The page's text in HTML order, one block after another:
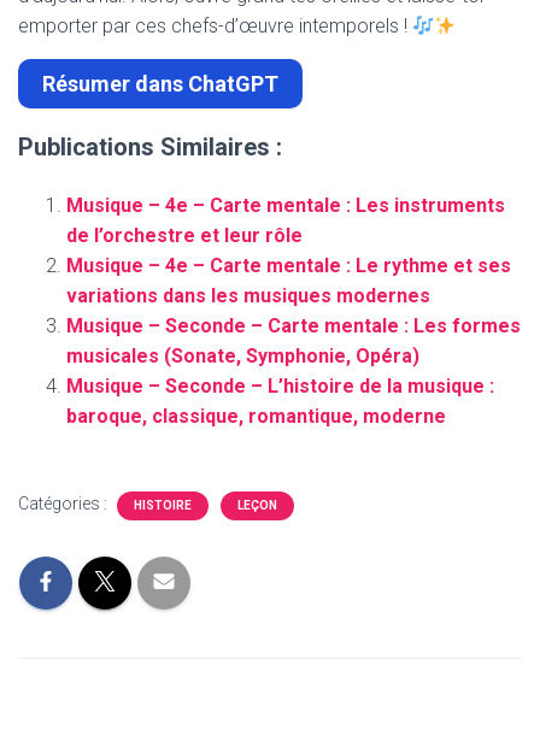
emporter par ces chefs-d’œuvre intemporels !
Résumer dans ChatGPT
Publications Similaires :
Musique – 4e – Carte mentale : Les instruments
de l’orchestre et leur rôle
Musique – 4e – Carte mentale : Le rythme et ses
variations dans les musiques modernes
Musique – Seconde – Carte mentale : Les formes
musicales (Sonate, Symphonie, Opéra)
Musique – Seconde – L’histoire de la musique :
baroque, classique, romantique, moderne
Catégories : HISTOIRE LEÇON